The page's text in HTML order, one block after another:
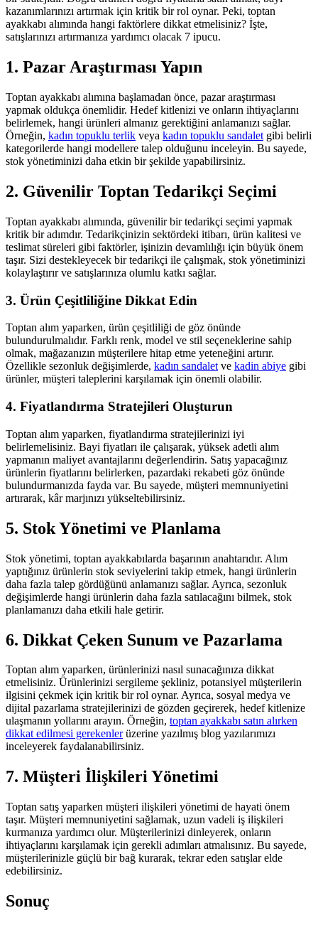
kazanımlarınızı artırmak için kritik bir rol oynar. Peki, toptan
ayakkabı alımında hangi faktörlere dikkat etmelisiniz? İşte,
satışlarınızı artırmanıza yardımcı olacak 7 ipucu.
1. Pazar Araştırması Yapın
Toptan ayakkabı alımına başlamadan önce, pazar araştırması
yapmak oldukça önemlidir. Hedef kitlenizi ve onların ihtiyaçlarını
belirlemek, hangi ürünleri almanız gerektiğini anlamanızı sağlar.
Örneğin, kadın topuklu terlik veya kadın topuklu sandalet gibi belirli
kategorilerde hangi modellere talep olduğunu inceleyin. Bu sayede,
stok yönetiminizi daha etkin bir şekilde yapabilirsiniz.
2. Güvenilir Toptan Tedarikçi Seçimi
Toptan ayakkabı alımında, güvenilir bir tedarikçi seçimi yapmak
kritik bir adımdır. Tedarikçinizin sektördeki itibarı, ürün kalitesi ve
teslimat süreleri gibi faktörler, işinizin devamlılığı için büyük önem
taşır. Sizi destekleyecek bir tedarikçi ile çalışmak, stok yönetiminizi
kolaylaştırır ve satışlarınıza olumlu katkı sağlar.
3. Ürün Çeşitliliğine Dikkat Edin
Toptan alım yaparken, ürün çeşitliliği de göz önünde
bulundurulmalıdır. Farklı renk, model ve stil seçeneklerine sahip
olmak, mağazanızın müşterilere hitap etme yeteneğini artırır.
Özellikle sezonluk değişimlerde, kadın sandaletve kadin abiye gibi
ürünler, müşteri taleplerini karşılamak için önemli olabilir.
4. Fiyatlandırma Stratejileri Oluşturun
Toptan alım yaparken, fiyatlandırma stratejilerinizi iyi
belirlemelisiniz. Bayi fiyatları ile çalışarak, yüksek adetli alım
yapmanın maliyet avantajlarını değerlendirin. Satış yapacağınız
ürünlerin fiyatlarını belirlerken, pazardaki rekabeti göz önünde
bulundurmanızda fayda var. Bu sayede, müşteri memnuniyetini
artırarak, kâr marjınızı yükseltebilirsiniz.
5. Stok Yönetimi ve Planlama
Stok yönetimi, toptan ayakkabılarda başarının anahtarıdır. Alım
yaptığınız ürünlerin stok seviyelerini takip etmek, hangi ürünlerin
daha fazla talep gördüğünü anlamanızı sağlar. Ayrıca, sezonluk
değişimlerde hangi ürünlerin daha fazla satılacağını bilmek, stok
planlamanızı daha etkili hale getirir.
6. Dikkat Çeken Sunum ve Pazarlama
Toptan alım yaparken, ürünlerinizi nasıl sunacağınıza dikkat
etmelisiniz. Ürünlerinizi sergileme şekliniz, potansiyel müşterilerin
ilgisini çekmek için kritik bir rol oynar. Ayrıca, sosyal medya ve
dijital pazarlama stratejilerinizi de gözden geçirerek, hedef kitlenize
ulaşmanın yollarını arayın. Örneğin, toptan ayakkabı satın alırken
dikkat edilmesi gerekenlerüzerine yazılmış blog yazılarımızı
inceleyerek faydalanabilirsiniz.
7. Müşteri İlişkileri Yönetimi
Toptan satış yaparken müşteri ilişkileri yönetimi de hayati önem
taşır. Müşteri memnuniyetini sağlamak, uzun vadeli iş ilişkileri
kurmanıza yardımcı olur. Müşterilerinizi dinleyerek, onların
ihtiyaçlarını karşılamak için gerekli adımları atmalısınız. Bu sayede,
müşterilerinizle güçlü bir bağ kurarak, tekrar eden satışlar elde
edebilirsiniz.
Sonuç